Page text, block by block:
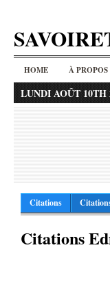
HOME À PROPOS
LUNDI AOÛT 10TH
Citations
Citations